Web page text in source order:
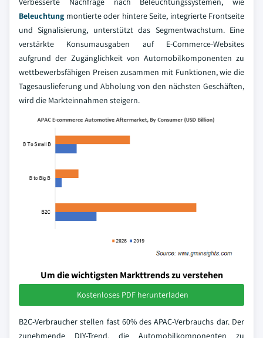
Beleuchtung montierte oder hintere Seite, integrierte Frontseite
und Signalisierung, unterstützt das Segmentwachstum. Eine
verstärkte Konsumausgaben auf E-Commerce-Websites
aufgrund der Zugänglichkeit von Automobilkomponenten zu
wettbewerbsfähigen Preisen zusammen mit Funktionen, wie die
Tagesauslieferung und Abholung von den nächsten Geschäften,
wird die Markteinnahmen steigern.
Um die wichtigsten Markttrends zu verstehen
Kostenloses PDF herunterladen
B2C-Verbraucher stellen fast 60% des APAC-Verbrauchs dar. Der
zunehmende DIY-Trend, die Automobilkomponenten zu